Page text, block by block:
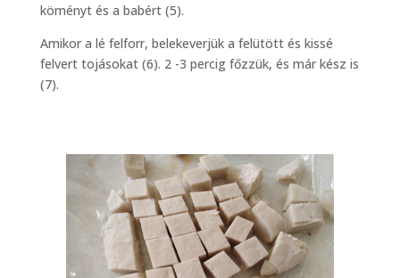
köményt és a babért (5).
Amikor a lé felforr, belekeverjük a felütött és kissé
felvert tojásokat (6). 2 -3 percig főzzük, és már kész is
(7).